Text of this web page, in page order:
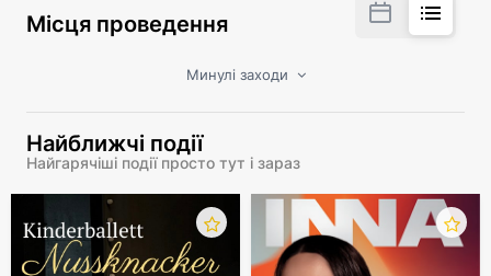
Місця проведення
Минулі заходи
Найближчі події
Найгарячіші події просто тут і зараз